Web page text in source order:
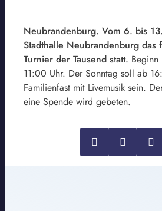
Neubrandenburg. Vom 6. bis
Stadthalle Neubrandenburg das
Turnier der Tausend statt. Beginn
11:00 Uhr. Der Sonntag soll ab
Familienfast mit Livemusik sein.
eine Spende wird gebeten.